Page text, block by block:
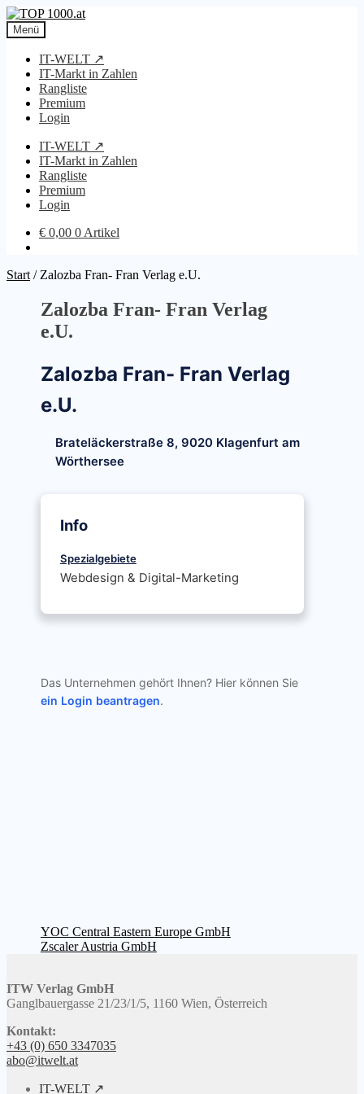
Zur
Navigation
springen
Zum
Inhalt
springen
Menü
IT-WELT ↗
IT-Markt in Zahlen
Rangliste
Premium
Login
IT-WELT ↗
IT-Markt in Zahlen
Rangliste
Premium
Login
€ 0,00 0 Artikel
Start / Zalozba Fran- Fran Verlag e.U.
Zalozba Fran- Fran Verlag
e.U.
Zalozba Fran- Fran Verlag
e.U.
Brateläckerstraße 8, 9020 Klagenfurt am
Wörthersee
Info
Spezialgebiete
Webdesign & Digital-Marketing
Das Unternehmen gehört Ihnen? Hier können Sie
ein Login beantragen.
Beitragsnavigation
Vorheriger
Beitrag:
YOC Central Eastern Europe GmbH
Nächster
Zscaler Austria GmbH
ITW Verlag GmbH
Ganglbauergasse 21/23/1/5, 1160 Wien, Österreich
Kontakt:
+43 (0) 650 3347035
abo@itwelt.at
IT-WELT ↗